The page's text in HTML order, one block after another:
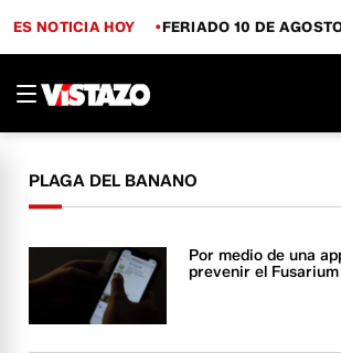
ES NOTICIA HOY FERIADO 10 DE
PLAGA DEL BANANO
Por medio de una
prevenir el